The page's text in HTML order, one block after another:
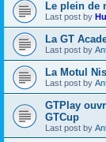
Le plein de
Last post by
La GT
Last post by
La Motul
Last post by
GTPlay
GTCup
Last post by